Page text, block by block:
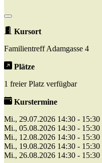
Kursort
Familientreff Adamgasse 4
Plätze
1 freier Platz verfügbar
Kurstermine
Mi., 29.07.2026 14:30 - 15:30
Mi., 05.08.2026 14:30 - 15:30
Mi., 12.08.2026 14:30 - 15:30
Mi., 19.08.2026 14:30 - 15:30
Mi., 26.08.2026 14:30 - 15:30